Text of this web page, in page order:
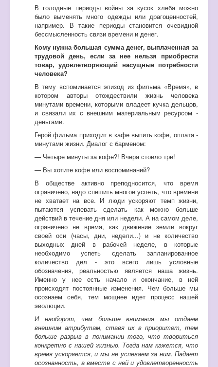
В голодные периоды войны за кусок хлеба можно
было выменять много одежды или драгоценностей,
например. В такие периоды становится очевидной
бессмысленность связи времени и денег.
Кому нужна большая сумма денег, выплаченная за
трудовой день, если за нее нельзя приобрести
товар, удовлетворяющий насущные потребности
человека?
В тему вспоминается эпизод из фильма «Время», в
котором авторы отождествили жизнь человека
минутами времени, которыми владеет кучка дельцов,
и связали их с внешним материальным ресурсом -
деньгами.
Герой фильма приходит в кафе выпить кофе, оплата -
минутами жизни. Диалог с барменом:
— Четыре минуты за кофе?! Вчера стоило три!
— Вы хотите кофе или воспоминаний?
В обществе активно преподносится, что время
ограничено, надо спешить многое успеть, что времени
не хватает на все. И люди ускоряют темп жизни,
пытаются успевать сделать как можно больше
действий в течение дня или недели. А на самом деле,
ограничено не время, как движение земли вокруг
своей оси (часы, дни, недели...) и не количество
выходных дней в рабочей неделе, в которые
необходимо успеть сделать запланированное
количество дел - это всего лишь условные
обозначения, реальностью является наша жизнь.
Именно у нее есть начало и окончание, в ней
происходят постоянные изменения. Чем больше мы
осознаем себя, тем мощнее идет процесс нашей
эволюции.
И наоборот, чем больше внимания мы отдаем
внешним атрибутам, ставя их в приоритет, тем
больше разрыв в понимании того, что твориться
конкретно с нашей жизнью. Тогда нам кажется, что
время ускоряется, и мы не успеваем за ним. Падает
осознанность, а вместе с ней и удовлетворенность